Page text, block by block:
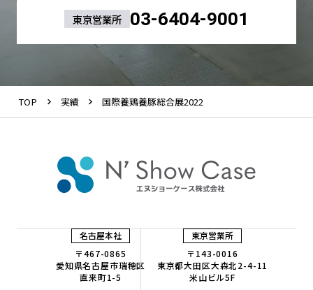
東京営業所 03-6404-9001
TOP 実績 国際養鶏養豚総合展2022
名古屋本社
〒467-0865
愛知県名古屋市瑞穂区
直来町1-5
東京営業所
〒143-0016
東京都大田区大森北2-4-11
米山ビル5F